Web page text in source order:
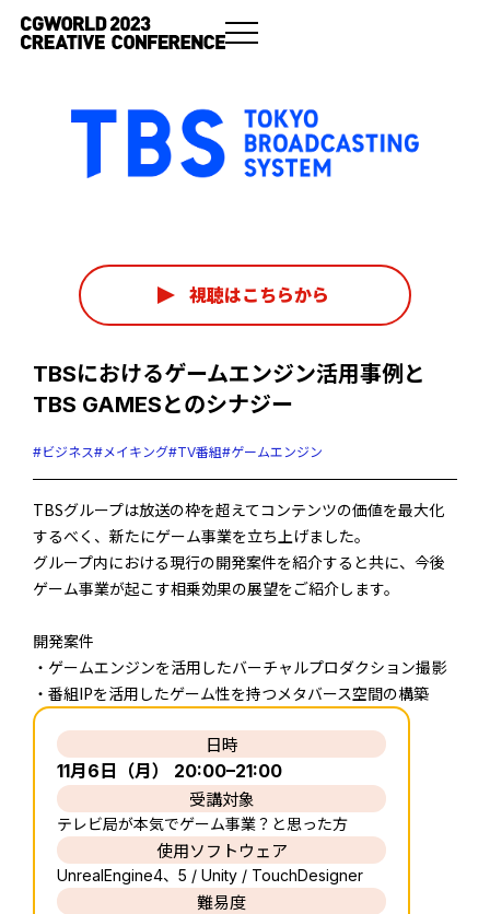
視聴はこちらから
TBSにおけるゲームエンジン活用事例と
TBS GAMESとのシナジー
#ビジネス#メイキング#TV番組#ゲームエンジン
TBSグループは放送の枠を超えてコンテンツの価値を最大化
するべく、新たにゲーム事業を立ち上げました。
グループ内における現行の開発案件を紹介すると共に、今後
ゲーム事業が起こす相乗効果の展望をご紹介します。
開発案件
・ゲームエンジンを活用したバーチャルプロダクション撮影
・番組IPを活用したゲーム性を持つメタバース空間の構築
日時
11月6日（月） 20:00–21:00
受講対象
テレビ局が本気でゲーム事業？と思った方
使用ソフトウェア
UnrealEngine4、5 / Unity / TouchDesigner
難易度